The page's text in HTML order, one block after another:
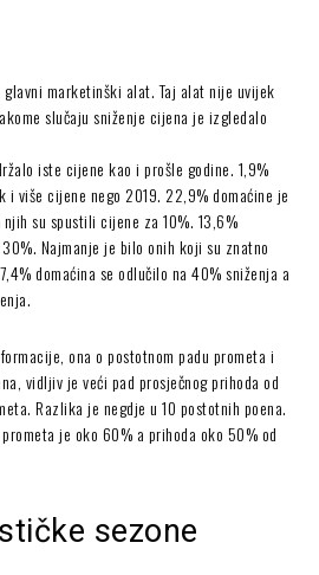
marketinški alat. Taj alat nije uvijek
slučaju sniženje cijena je izgledalo
iste cijene kao i prošle godine. 1,9%
i više cijene nego 2019. 22,9% domaćine je
su spustili cijene za 10%. 13,6%
Najmanje je bilo onih koji su znatno
domaćina se odlučilo na 40% sniženja a
ona o postotnom padu prometa i
vidljiv je veći pad prosječnog prihoda od
Razlika je negdje u 10 postotnih poena.
je oko 60% a prihoda oko 50% od
sezone